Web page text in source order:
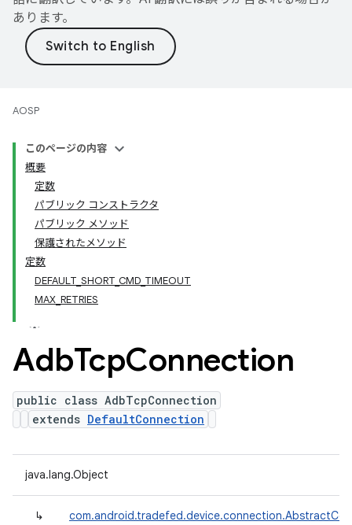
あります。
AOSP
このページの内容
概要
定数
パブリック コンストラクタ
パブリック メソッド
保護されたメソッド
定数
DEFAULT_SHORT_CMD_TIMEOUT
MAX_RETRIES
AdbTcpConnection
public class AdbTcpConnection
extends DefaultConnection
java.lang.Object
↳